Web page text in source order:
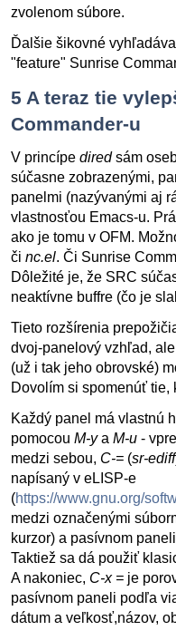
zvolenom súbore.
Ďalšie šikovné
"feature" Sunrise
5 A teraz tie
Commander-u
V princípe diredsám
súčasne zobrazenými,
panelmi (nazývanými aj
vlastnosťou Emacs-u.
ako je tomu v OFM.
či nc.el. Či Sunrise
Dôležité je, že SRC
neaktívne buffre (čo je
Tieto rozšírenia
dvoj-panelový vzhľad,
(už i tak jeho obrovské)
Dovolím si spomenúť tie,
Každý panel má vlastnú
pomocou M-ya M-u -
medzi sebou, C-= (sr-ediff
napísaný v eLISP-e
(https://www.gnu.org/
medzi označenými
kurzor) a pasívnom
Taktiež sa dá použiť
A nakoniec, C-x = je
pasívnom paneli podľa
dátum a veľkosť,názov,